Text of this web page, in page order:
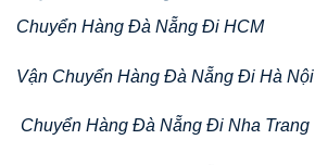
Chuyển Hàng Đà Nẵng Đi HCM
Vận Chuyển Hàng Đà Nẵng Đi Hà Nội
Chuyển Hàng Đà Nẵng Đi Nha Trang